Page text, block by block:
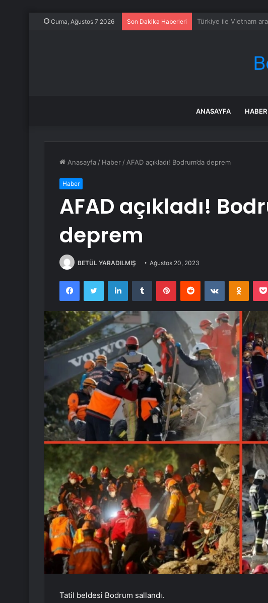
Cuma, Ağustos 7 2026 Son Dakika Haberleri Kurban Bayramı’nda
ANASAYFA HABER
Anasayfa / Haber / AFAD açıkladı! Bodrum’da deprem
Haber
AFAD açıkladı!
deprem
BETÜL YARADILMIŞ Ağustos 20, 2023
FacebookTwitter LinkedInTumblr PinterestReddit VKontakte
Tatil beldesi Bodrum sallandı.